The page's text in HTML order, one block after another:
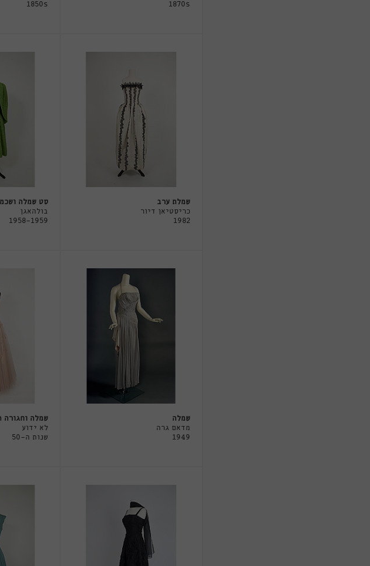
1870s
1850s
שמלת ערב
כריסטיאן דיור
1982
סט שמלה
בולהאגן
1958-1959
שמלה
מדאם גרה
1949
שמלה וחגורה
לא ידוע
שנות ה-50